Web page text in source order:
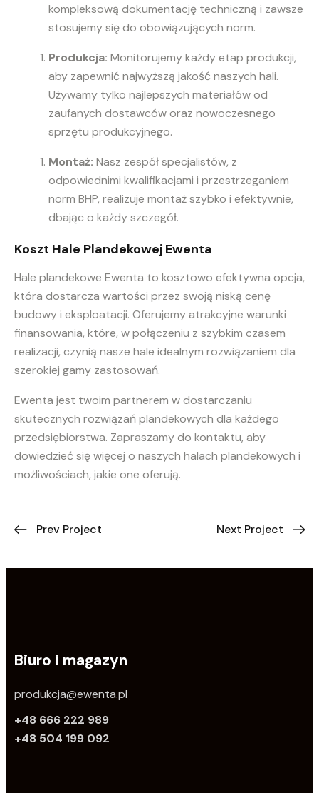
kompleksową dokumentację techniczną i zawsze
stosujemy się do obowiązujących norm.
Produkcja: Monitorujemy każdy etap produkcji,
aby zapewnić najwyższą jakość naszych hali.
Używamy tylko najlepszych materiałów od
zaufanych dostawców oraz nowoczesnego
sprzętu produkcyjnego.
Montaż: Nasz zespół specjalistów, z
odpowiednimi kwalifikacjami i przestrzeganiem
norm BHP, realizuje montaż szybko i efektywnie,
dbając o każdy szczegół.
Koszt Hale Plandekowej Ewenta
Hale plandekowe Ewenta to kosztowo efektywna opcja,
która dostarcza wartości przez swoją niską cenę
budowy i eksploatacji. Oferujemy atrakcyjne warunki
finansowania, które, w połączeniu z szybkim czasem
realizacji, czynią nasze hale idealnym rozwiązaniem dla
szerokiej gamy zastosowań.
Ewenta jest twoim partnerem w dostarczaniu
skutecznych rozwiązań plandekowych dla każdego
przedsiębiorstwa. Zapraszamy do kontaktu, aby
dowiedzieć się więcej o naszych halach plandekowych i
możliwościach, jakie one oferują.
Prev Project Next Project
Biuro i magazyn
produkcja@ewenta.pl
+48 666 222 989
+48 504 199 092